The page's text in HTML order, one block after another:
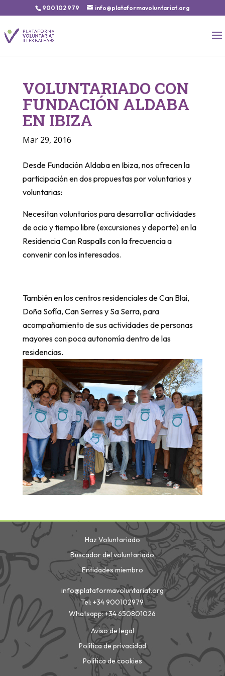
900 102 979 info@plataformavoluntariat.org
VOLUNTARIADO CON
FUNDACIÓN ALDABA
EN IBIZA
Mar 29, 2016
Desde Fundación Aldaba en Ibiza, nos ofrecen la
participación en dos propuestas por voluntarios y
voluntarias:
Necesitan voluntarios para desarrollar actividades
de ocio y tiempo libre (excursiones y deporte) en la
Residencia Can Raspalls con la frecuencia a
convenir con los interesados.
También en los centros residenciales de Can Blai,
Doña Sofía, Can Serres y Sa Serra, para
acompañamiento de sus actividades de personas
mayores con poca autonomía dentro de las
residencias.
Haz Voluntariado
Buscador del voluntariado
Entidades miembro
info@plataformavoluntariat.org
Tel: +34 900102979
Whatsapp: +34 650801026
Aviso de legal
Política de privacidad
Política de cookies